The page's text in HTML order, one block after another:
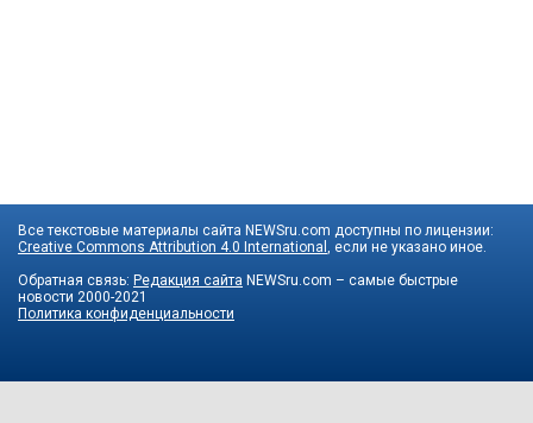
Все текстовые материалы сайта NEWSru.com доступны по лицензии:
Creative Commons Attribution 4.0 International
, если не указано иное.
Обратная связь: Редакция сайта NEWSru.com – самые быстрые
новости 2000-2021
Политика конфиденциальности